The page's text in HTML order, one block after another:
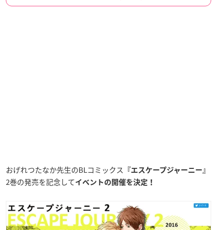
おげれつたなか先生のBLコミックス 『エスケープジャーニー』
2巻の発売を記念してイベントの開催を決定！